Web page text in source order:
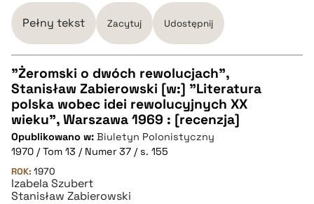
BIBTEX
pobierz cytat
Pełny tekst Zacytuj Udostępnij
CZYSTY TEKST
pobierz cytat
BIBTEX
"Żeromski o dwóch rewolucjach",
Stanisław Zabierowski [w:] "Literatura
polska wobec idei rewolucyjnych XX
wieku", Warszawa 1969 : [recenzja]
Opublikowano w: Biuletyn Polonistyczny
1970 / Tom 13 / Numer 37 / s. 155
ROK: 1970
Izabela Szubert
Stanisław Zabierowski